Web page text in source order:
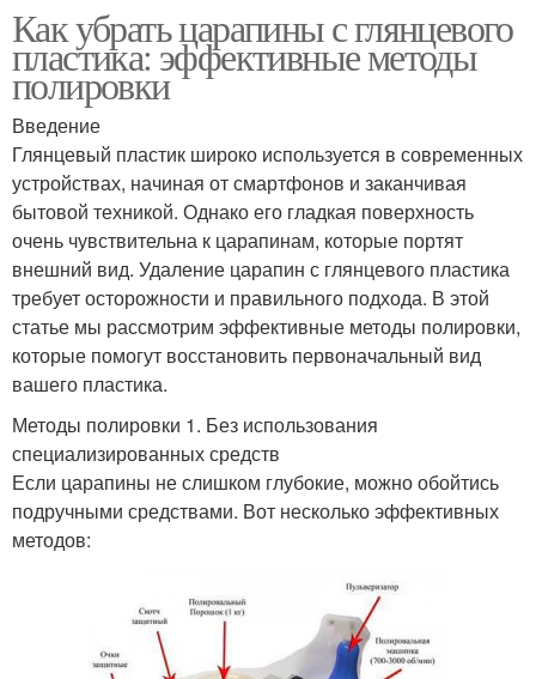
Как убрать царапины с глянцевого
пластика: эффективные методы
полировки
Введение
Глянцевый пластик широко используется в современных
устройствах, начиная от смартфонов и заканчивая
бытовой техникой. Однако его гладкая поверхность
очень чувствительна к царапинам, которые портят
внешний вид. Удаление царапин с глянцевого пластика
требует осторожности и правильного подхода. В этой
статье мы рассмотрим эффективные методы полировки,
которые помогут восстановить первоначальный вид
вашего пластика.
Методы полировки 1. Без использования
специализированных средств
Если царапины не слишком глубокие, можно обойтись
подручными средствами. Вот несколько эффективных
методов: